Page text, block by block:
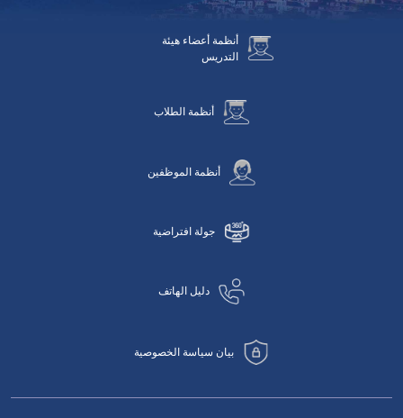
أنظمة أعضاء هيئة
التدريس
أنظمة الطلاب
أنظمة الموظفين
جولة افتراضية
دليل الهاتف
بيان سياسة الخصوصية